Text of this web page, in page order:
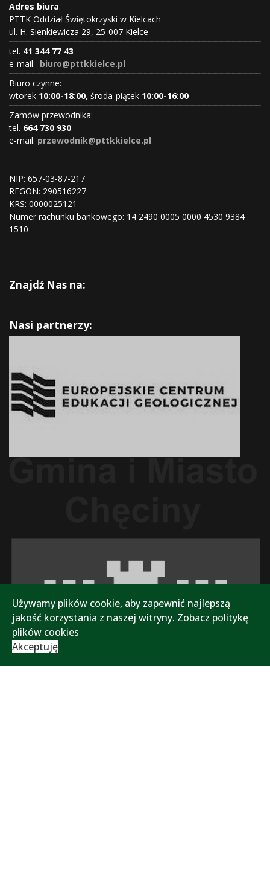
Adres biura:
PTTK Oddział Świętokrzyski w Kielcach
ul. H. Sienkiewicza 29, 25-007 Kielce
tel. 41 344 77 43
e-mail: biuro@pttkkielce.pl
Biuro czynne:
wtorek 10:00-18:00, środa-piątek 10:00-16:00
Zamów przewodnika:
tel. 664 730 930
e-mail: przewodnik@pttkkielce.pl
NIP: 657-03-87-217
REGON: 290516227
KRS: 0000025121
Numer rachunku bankowego: 14 2490 0005 0000 4530 9384
1510
Znajdź Nas na:
Nasi partnerzy:
Używamy plików cookie, aby zapewnić najlepszą
jakość korzystania z naszej witryny. Zobacz politykę
plików cookies
Akceptuję